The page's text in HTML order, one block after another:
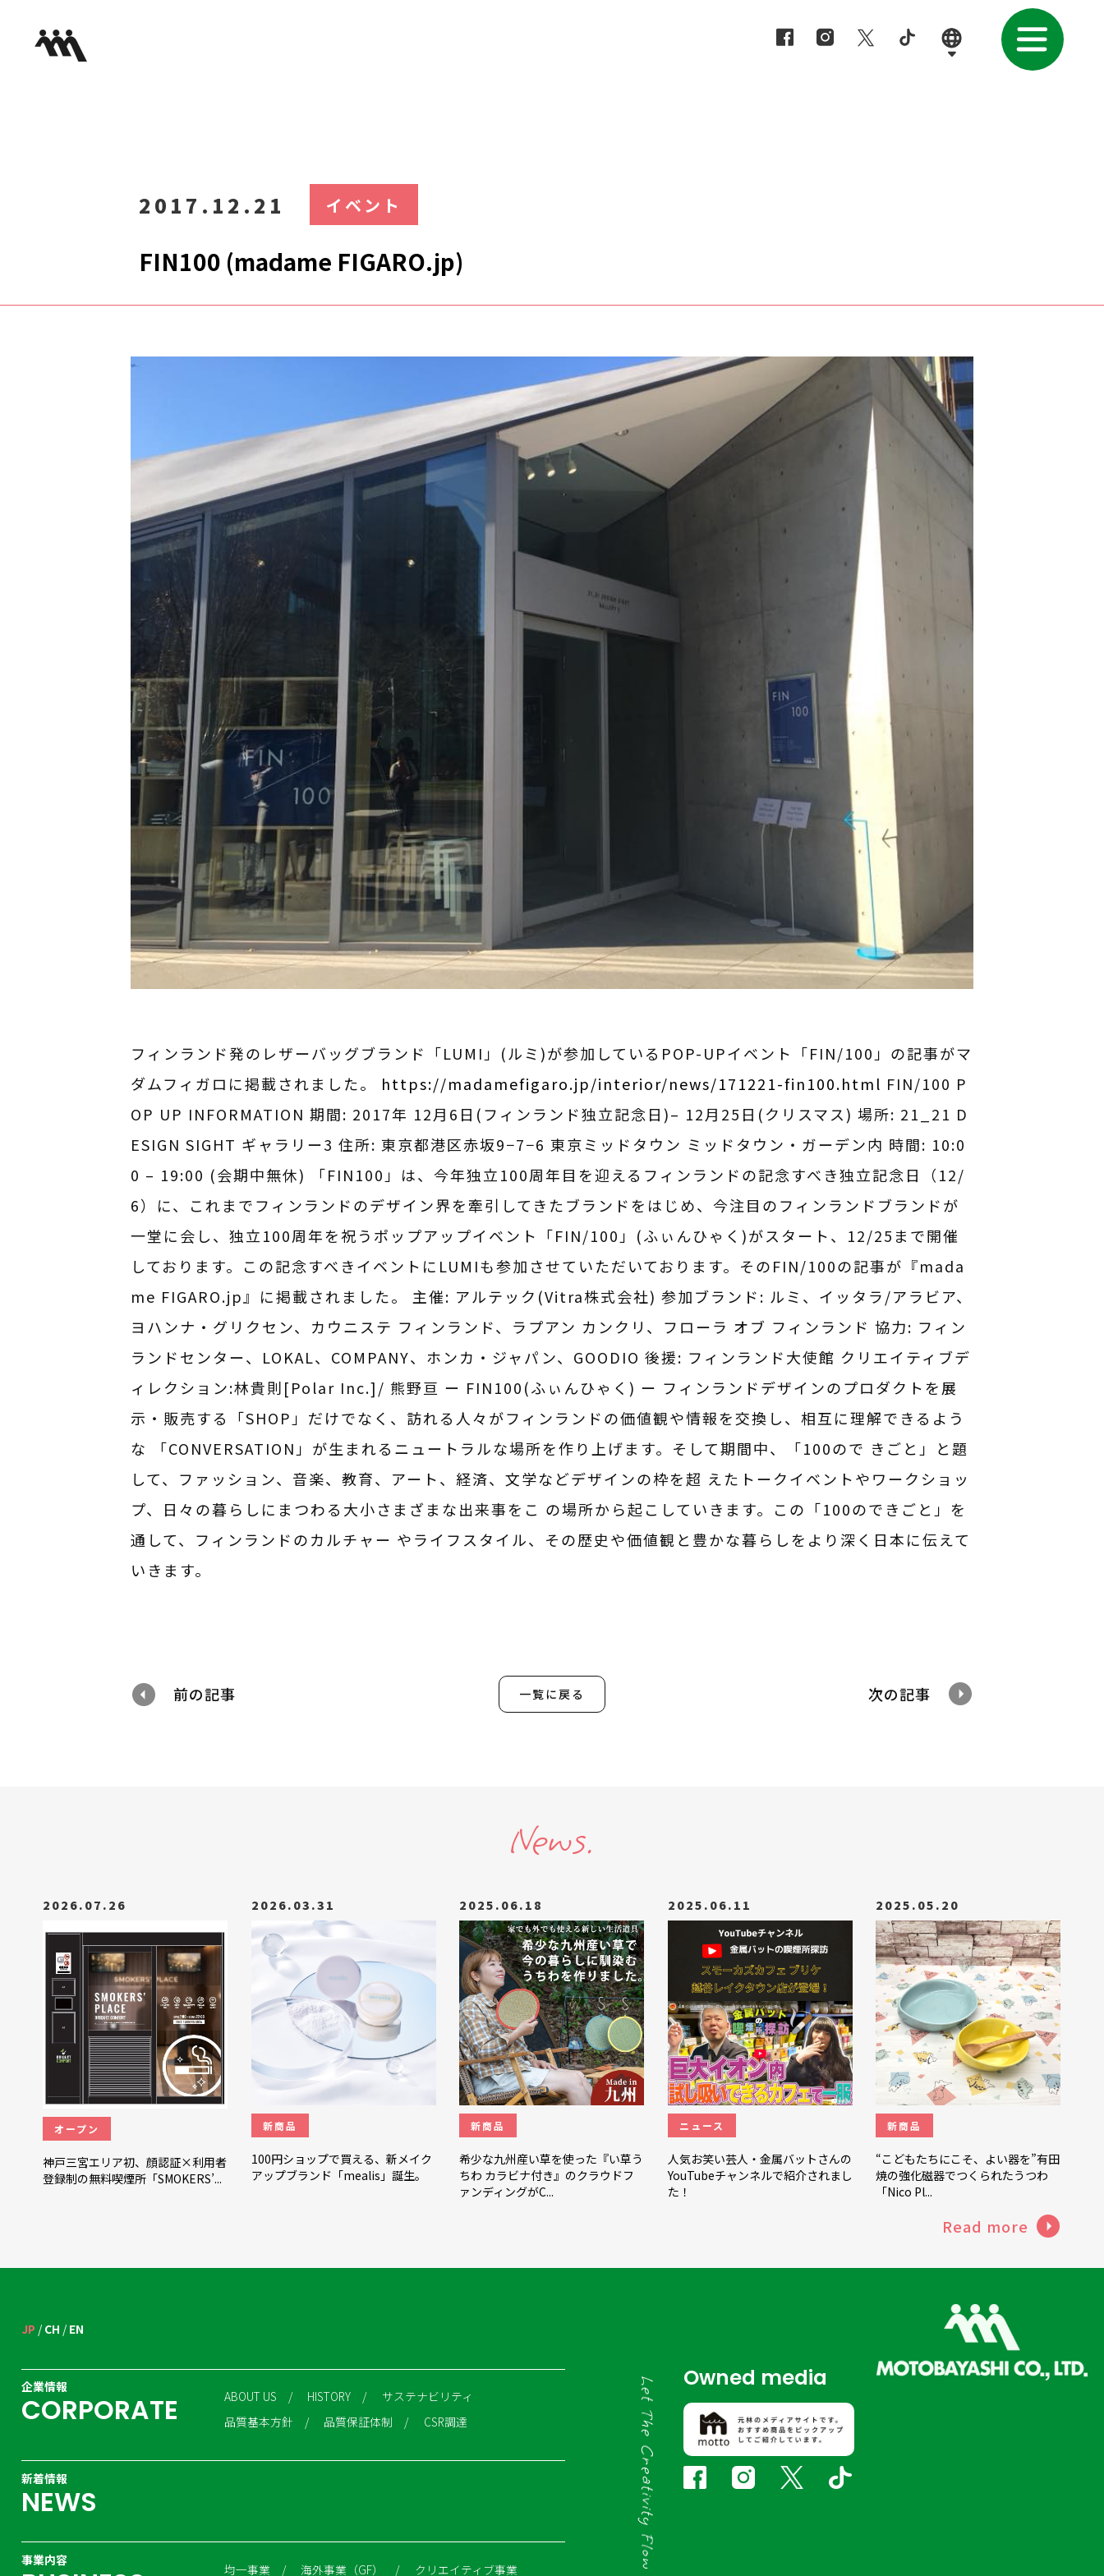
2017.12.21 イベント
FIN100 (madame FIGARO.jp)
フィンランド発のレザーバッグブランド「LUMI」(ルミ)が参加しているPOP-UPイベント「FIN/100」の記事がマ
ダムフィガロに掲載されました。 https://madamefigaro.jp/interior/news/171221-fin100.html FIN/100 P
OP UP INFORMATION 期間: 2017年 12月6日(フィンランド独立記念日)– 12月25日(クリスマス) 場所: 21_21 D
ESIGN SIGHT ギャラリー3 住所: 東京都港区赤坂9−7−6 東京ミッドタウン ミッドタウン・ガーデン内 時間: 10:0
0 – 19:00 (会期中無休) 「FIN100」は、今年独立100周年目を迎えるフィンランドの記念すべき独立記念日（12/
6）に、これまでフィンランドのデザイン界を牽引してきたブランドをはじめ、今注目のフィンランドブランドが
一堂に会し、独立100周年を祝うポップアップイベント「FIN/100」(ふぃんひゃく)がスタート、12/25まで開催
しております。この記念すべきイベントにLUMIも参加させていただいております。そのFIN/100の記事が『mada
me FIGARO.jp』に掲載されました。 主催: アルテック(Vitra株式会社) 参加ブランド: ルミ、イッタラ/アラビア、
ヨハンナ・グリクセン、カウニステ フィンランド、ラプアン カンクリ、フローラ オブ フィンランド 協力: フィン
ランドセンター、LOKAL、COMPANY、ホンカ・ジャパン、GOODIO 後援: フィンランド大使館 クリエイティブデ
ィレクション:林貴則[Polar Inc.]/ 熊野亘 ー FIN100(ふぃんひゃく) ー フィンランドデザインのプロダクトを展
示・販売する「SHOP」だけでなく、訪れる人々がフィンランドの価値観や情報を交換し、相互に理解できるよう
な 「CONVERSATION」が生まれるニュートラルな場所を作り上げます。そして期間中、「100ので きごと」と題
して、ファッション、音楽、教育、アート、経済、文学などデザインの枠を超 えたトークイベントやワークショッ
プ、日々の暮らしにまつわる大小さまざまな出来事をこ の場所から起こしていきます。この「100のできごと」を
通して、フィンランドのカルチャー やライフスタイル、その歴史や価値観と豊かな暮らしをより深く日本に伝えて
いきます。
前の記事 一覧に戻る 次の記事
News.
2026.07.26
オープン
神戸三宮エリア初、顔認証×利用者
登録制の無料喫煙所「SMOKERS’...
2026.03.31
新商品
100円ショップで買える、新メイク
アップブランド「mealis」誕生。
2025.06.18
新商品
希少な九州産い草を使った『い草う
ちわ カラビナ付き』のクラウドフ
ァンディングがC...
2025.06.11
ニュース
人気お笑い芸人・金属バットさんの
YouTubeチャンネルで紹介されまし
た！
2025.05.20
新商品
“こどもたちにこそ、よい器を”有田
焼の強化磁器でつくられたうつわ
「Nico Pl...
Read more
JP CH EN
企業情報
CORPORATE ABOUT US HISTORY
サステナビリティ
品質基本方針
品質保証体制 CSR調達
新着情報
NEWS
事業内容
均一事業 海外事業（GF） クリエイティブ事業
Owned media